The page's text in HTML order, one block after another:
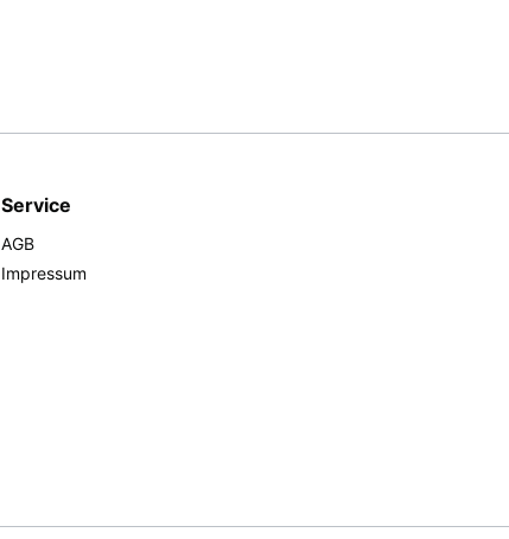
Service
AGB
Impressum